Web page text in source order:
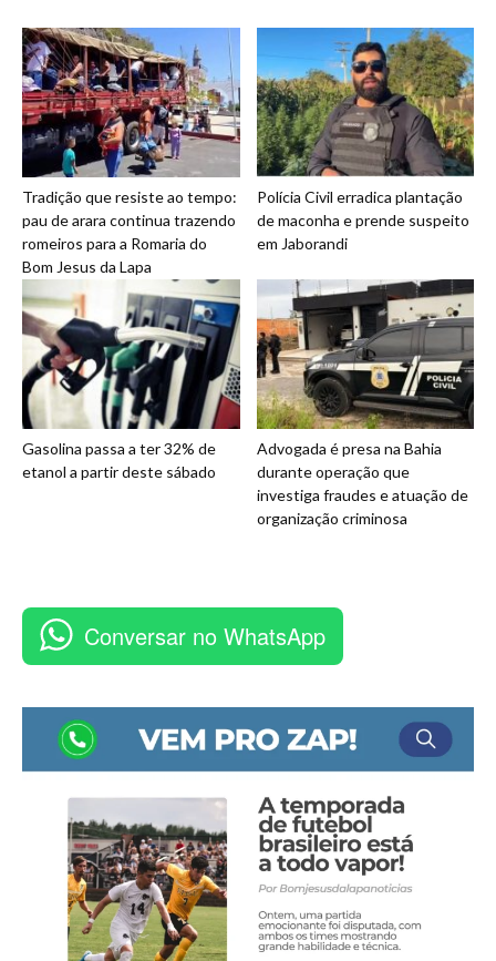
Tradição que resiste ao tempo:
pau de arara continua trazendo
romeiros para a Romaria do
Bom Jesus da Lapa
Polícia Civil erradica plantação
de maconha e prende suspeito
em Jaborandi
Gasolina passa a ter 32% de
etanol a partir deste sábado
Advogada é presa na Bahia
durante operação que
investiga fraudes e atuação de
organização criminosa
Conversar no WhatsApp